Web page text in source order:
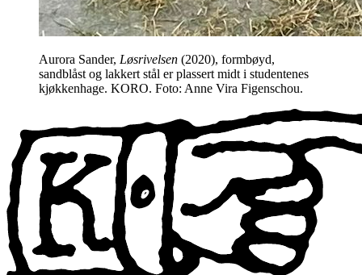
Aurora Sander, Løsrivelsen (2020), formbøyd,
sandblåst og lakkert stål er plassert midt i studentenes
kjøkkenhage. KORO. Foto: Anne Vira Figenschou.